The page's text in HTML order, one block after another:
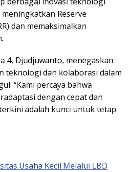
Reserve
dan memaksimalkan
4, Djudjuwanto, menegaskan
teknologi dan kolaborasi dalam
“Kami percaya bahwa
dengan cepat dan
adalah kunci untuk tetap
Usaha Kecil Melalui LBD